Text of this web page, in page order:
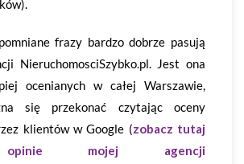
frazy bardzo dobrze pasują
NieruchomosciSzybko.pl. Jest ona
ocenianych w całej Warszawie,
się przekonać czytając oceny
klientów w Google (zobacz tutaj
mojej agencji